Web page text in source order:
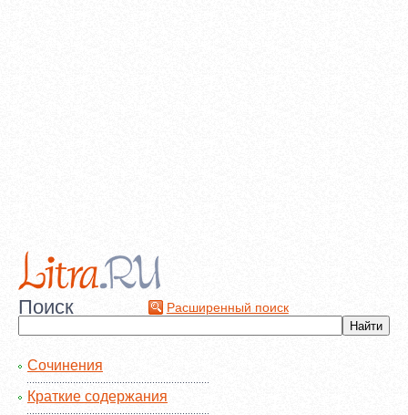
Поиск Расширенный поиск
Сочинения
Краткие содержания